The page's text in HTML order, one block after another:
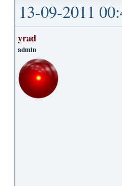
13-09-2011
yrad
admin